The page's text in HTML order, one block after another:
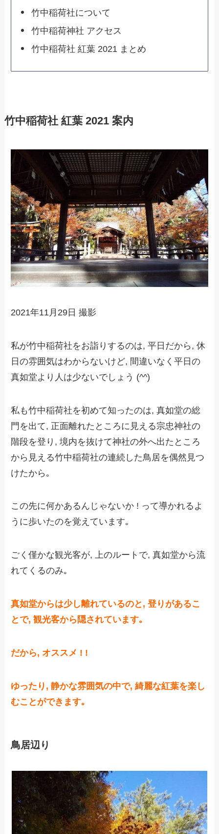
竹中稲荷社について
竹中稲荷神社 アクセス
竹中稲荷社 紅葉 2021 まとめ
竹中稲荷社 紅葉 2021 案内
2021年11月29日 撮影
私が竹中稲荷社をお詣りするのは, 平日だから, 休
日の雰囲気はわからないけど, 間違いなく平日の
真如堂より人は少ないでしょう (^^)
私も竹中稲荷社を初めて知ったのは, 真如堂の総
門を出て, 正面離れたところに見える宗忠神社の
階段を登り, 境内を抜けて神社の外へ出たところ
から見える竹中稲荷社の連続した鳥居を偶然見つ
けたから｡
この先に何かあるんじゃないか ! って導かれるよ
うに歩いたのを覚えています｡
ごく僅かな観光客が, 上のルートで, 真如堂から流
れてくるのみ｡
真如堂からは少し離れているのと, 登りがあるこ
とで, 観光客から隠されています｡
だから, オススメ ! !
ゆったり, 静かな雰囲気の中で, 綺麗な紅葉を楽し
むことができます｡
鳥居辺り